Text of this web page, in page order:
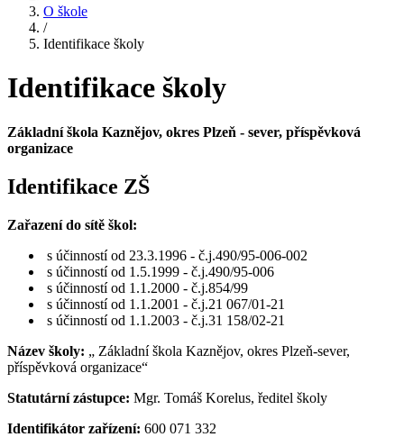
O škole
/
Identifikace školy
Identifikace školy
Základní škola Kaznějov, okres Plzeň - sever, příspěvková
organizace
Identifikace ZŠ
Zařazení do sítě škol:
s účinností od 23.3.1996 - č.j.490/95-006-002
s účinností od 1.5.1999 - č.j.490/95-006
s účinností od 1.1.2000 - č.j.854/99
s účinností od 1.1.2001 - č.j.21 067/01-21
s účinností od 1.1.2003 - č.j.31 158/02-21
Název školy: „ Základní škola Kaznějov, okres Plzeň-sever,
příspěvková organizace“
Statutární zástupce: Mgr. Tomáš Korelus, ředitel školy
Identifikátor zařízení: 600 071 332